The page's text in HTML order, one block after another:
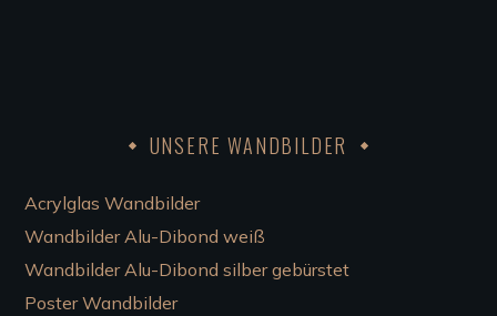
UNSERE WANDBILDER
Acrylglas Wandbilder
Wandbilder Alu-Dibond weiß
Wandbilder Alu-Dibond silber gebürstet
Poster Wandbilder